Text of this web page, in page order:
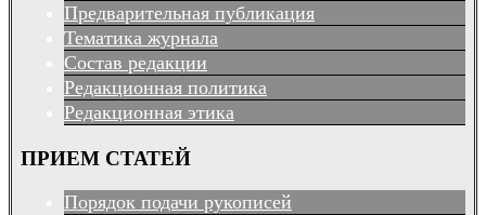
Предварительная публикация
Тематика журнала
Состав редакции
Редакционная политика
Редакционная этика
ПРИЕМ СТАТЕЙ
Порядок подачи рукописей